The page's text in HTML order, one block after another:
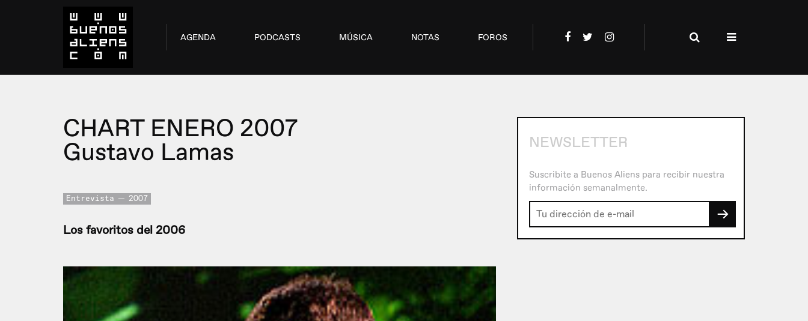
AGENDA PODCASTS MÚSICA NOTAS FOROS
CHART ENERO 2007
Gustavo Lamas
Entrevista 2007
Los favoritos del 2006
NEWSLETTER
Suscribite a Buenos Aliens para recibir nuestra
información semanalmente.
→